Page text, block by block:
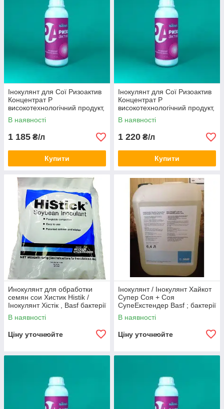
Інокулянт для Сої Ризоактив
Концентрат Р
високотехнологічний продукт,
рідкий тара 10 л
В наявності
1 185 ₴/л
Купити
Інокулянт для Сої Ризоактив
Концентрат Р
високотехнологічний продукт,
рідкий тара 5 л
В наявності
1 220 ₴/л
Купити
Инокулянт для обработки
семян сои Хистик Histik /
Інокулянт Хістік , Basf бактерії
для сої
В наявності
Ціну уточнюйте
Інокулянт / Інокулянт Хайкот
Супер Соя + Соя
СупеЕкстендер Basf ; бактерії
для обробки насіння сої
В наявності
Ціну уточнюйте